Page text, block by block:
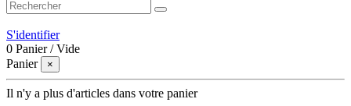
S'identifier
0 Panier /Vide
Panier
×
Il n'y a plus d'articles dans votre panier